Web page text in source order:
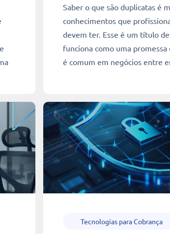
mais
Saber o que são duplicatas é
conhecimentos que
devem ter. Esse é um título
funciona como uma
é comum em negócios entre
9 min
Tecnologias para Cobrança